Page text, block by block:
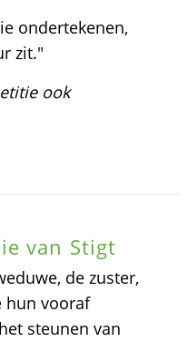
ondertekenen,
zit."
ook
van Stigt
de zuster,
hun vooraf
steunen van